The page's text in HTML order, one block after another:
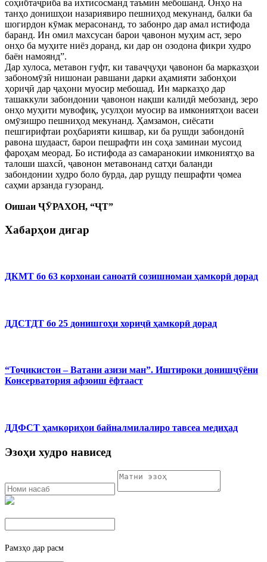
соҳибтаҷриба ва ихтисосманд таъмин мебошанд. Онҳо на
танҳо донишҳои назариявиро пешниҳод мекунанд, балки ба
шогирдон кӯмак мерасонанд, то забонро дар амал истифода
баранд. Ин омил махсусан барои ҷавонон муҳим аст, зеро
онҳо ба муҳите ниёз доранд, ки дар он озодона фикри худро
баён намоянд”.
Дар хулоса, метавон гуфт, ки таваҷҷуҳи ҷавонон ба марказҳои
забономӯзӣ нишонаи равшани дарки аҳамияти забонҳои
ҳориҷӣ дар ҷаҳони муосир мебошад. Ин марказҳо дар
ташаккули забондонии ҷавонон нақши калидӣ мебозанд, зеро
онҳо муҳити мувофиқ, усулҳои муосир ва имкониятҳои васеи
омӯзишро пешниҳод мекунанд. Ҳамзамон, сиёсати
пешгирифтаи роҳбарияти кишвар, ки ба рушди забондонӣ
равона шудааст, барои пешрафти ин соҳа заминаи мусоид
фароҳам меорад. Бо истифода аз самаранокии имкониятҳо ва
талоши шахсӣ, ҷавонон метавонанд сатҳи баланди
забондонии худро боло бурда, дар рушду пешрафти ҷомеа
саҳми арзанда гузоранд.
Оишаи ҶӮРАХОН, “ҶТ”
Хабарҳои дигар
ДКМТ бо 63 корхонаи саноатӣ созишномаи ҳамкорӣ дорад
ДДСТДТ бо 25 донишгоҳи хориҷӣ ҳамкорӣ дорад
“Тоҷикистон – Ватани азизи ман”. Иштироки донишҷӯёни
Консерватория афзоиш ёфтааст
ДДФСТ ҳамкориҳои байналмилалиро тавсеа медиҳад
Эзоҳи худро нависед
Рамзҳо дар расм